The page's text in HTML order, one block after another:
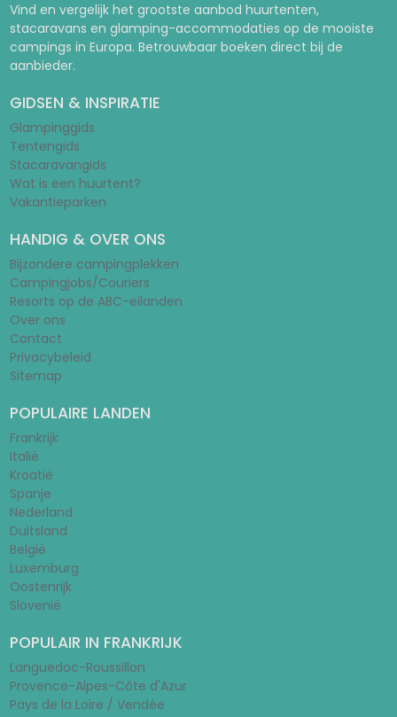
Vind en vergelijk het grootste aanbod huurtenten,
stacaravans en glamping-accommodaties op de mooiste
campings in Europa. Betrouwbaar boeken direct bij de
aanbieder.
GIDSEN & INSPIRATIE
Glampinggids
Tentengids
Stacaravangids
Wat is een huurtent?
Vakantieparken
HANDIG & OVER ONS
Bijzondere campingplekken
Campingjobs/Couriers
Resorts op de ABC-eilanden
Over ons
Contact
Privacybeleid
Sitemap
POPULAIRE LANDEN
Frankrijk
Italië
Kroatië
Spanje
Nederland
Duitsland
België
Luxemburg
Oostenrijk
Slovenië
POPULAIR IN FRANKRIJK
Languedoc-Roussillon
Provence-Alpes-Côte d'Azur
Pays de la Loire / Vendée